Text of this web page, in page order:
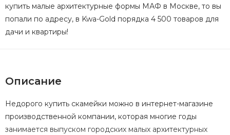
купить малые архитектурные формы МАФ в Москве, то вы
попали по адресу, в Kwa-Gold порядка 4 500 товаров для
дачи и квартиры!
Описание
Недорого купить скамейки можно в интернет-магазине
производственной компании, которая многие годы
занимается выпуском городских малых архитектурных